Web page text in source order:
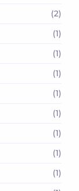
(2)
(1)
(1)
(1)
(1)
(1)
(1)
(1)
(1)